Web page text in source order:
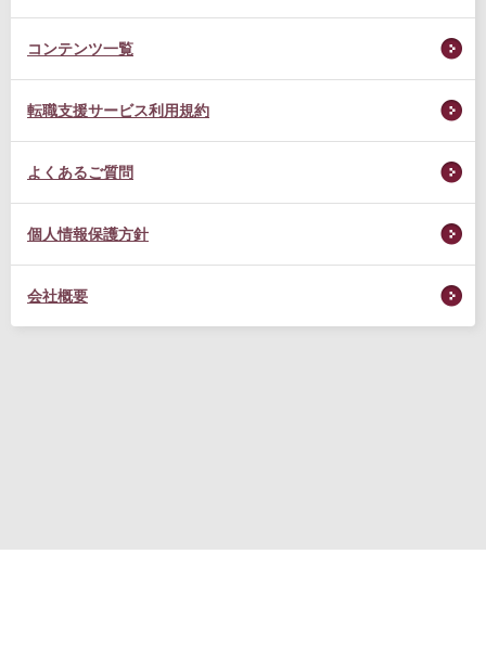
コンテンツ一覧
転職支援サービス利用規約
よくあるご質問
個人情報保護方針
会社概要